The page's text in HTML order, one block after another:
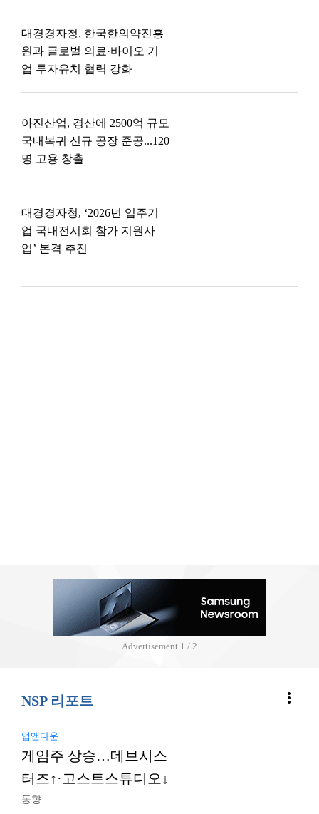
대경경자청, 한국한의약진흥
원과 글로벌 의료·바이오 기
업 투자유치 협력 강화
아진산업, 경산에 2500억 규모
국내복귀 신규 공장 준공...120
명 고용 창출
대경경자청, ‘2026년 입주기
업 국내전시회 참가 지원사
업’ 본격 추진
Advertisement 2 / 2
NSP 리포트 more_vert
업앤다운
게임주 상승…데브시스
터즈↑·고스트스튜디오↓
동향